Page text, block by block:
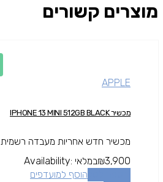
מוצרים קשורים
APPLE
מכשיר IPHONE 13 MINI 512GB BLACK
מכשיר חדש אחריות מעבדה רשמית DCS
₪3,900
Availability: במלאי
הוסף למועדפים